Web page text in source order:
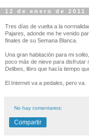
12 de enero de 2011
Tres días de vuelta a la
Pajares, adonde me he venido
finales de su Semana Blanca.
Una gran habitación para mi
poco más de nieve para disfrutar
Delibes, libro que hacía tiempo
El Internet va a pedales, pero va.
No hay comentarios:
Compartir